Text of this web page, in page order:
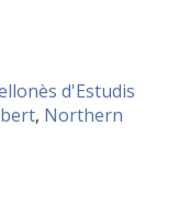
d'Estudis
, Northern